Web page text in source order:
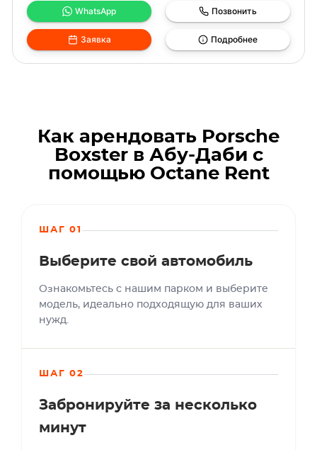
WhatsApp Позвонить
Заявка Подробнее
Как арендовать Porsche
Boxster в Абу-Даби с
помощью Octane Rent
ШАГ 01
Выберите свой автомобиль
Ознакомьтесь с нашим парком и выберите
модель, идеально подходящую для ваших
нужд.
ШАГ 02
Забронируйте за несколько
минут